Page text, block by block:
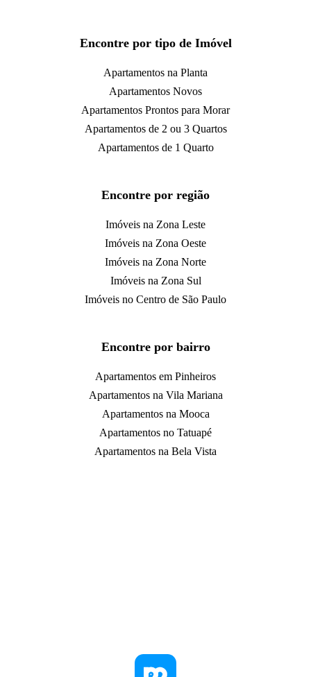
Encontre por tipo de Imóvel
Apartamentos na Planta
Apartamentos Novos
Apartamentos Prontos para Morar
Apartamentos de 2 ou 3 Quartos
Apartamentos de 1 Quarto
Encontre por região
Imóveis na Zona Leste
Imóveis na Zona Oeste
Imóveis na Zona Norte
Imóveis na Zona Sul
Imóveis no Centro de São Paulo
Encontre por bairro
Apartamentos em Pinheiros
Apartamentos na Vila Mariana
Apartamentos na Mooca
Apartamentos no Tatuapé
Apartamentos na Bela Vista